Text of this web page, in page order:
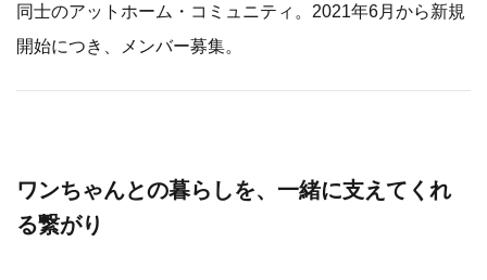
同士のアットホーム・コミュニティ。2021年6月から新規
開始につき、メンバー募集。
ワンちゃんとの暮らしを、一緒に支えてくれ
る繋がり